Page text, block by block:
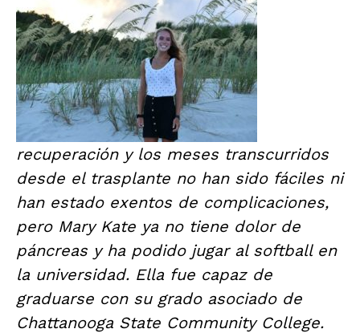
recuperación y los meses transcurridos
desde el trasplante no han sido fáciles ni
han estado exentos de complicaciones,
pero Mary Kate ya no tiene dolor de
páncreas y ha podido jugar al softball en
la universidad. Ella fue capaz de
graduarse con su grado asociado de
Chattanooga State Community College.